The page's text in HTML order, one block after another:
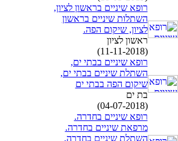
רופא שיניים בראשון לציון,
השתלות שיניים בראשון
לציון, שיקום הפה.
ראשון לציון
(11-11-2018)
רופא שיניים בבתי ים,
השתלת שיניים בבתי ים,
שיקום הפה בבתי ים
בת ים
(04-07-2018)
רופא שיניים בחדרה.
מרפאת שיניים בחדרה.
השתלת שיניים בחדרה.